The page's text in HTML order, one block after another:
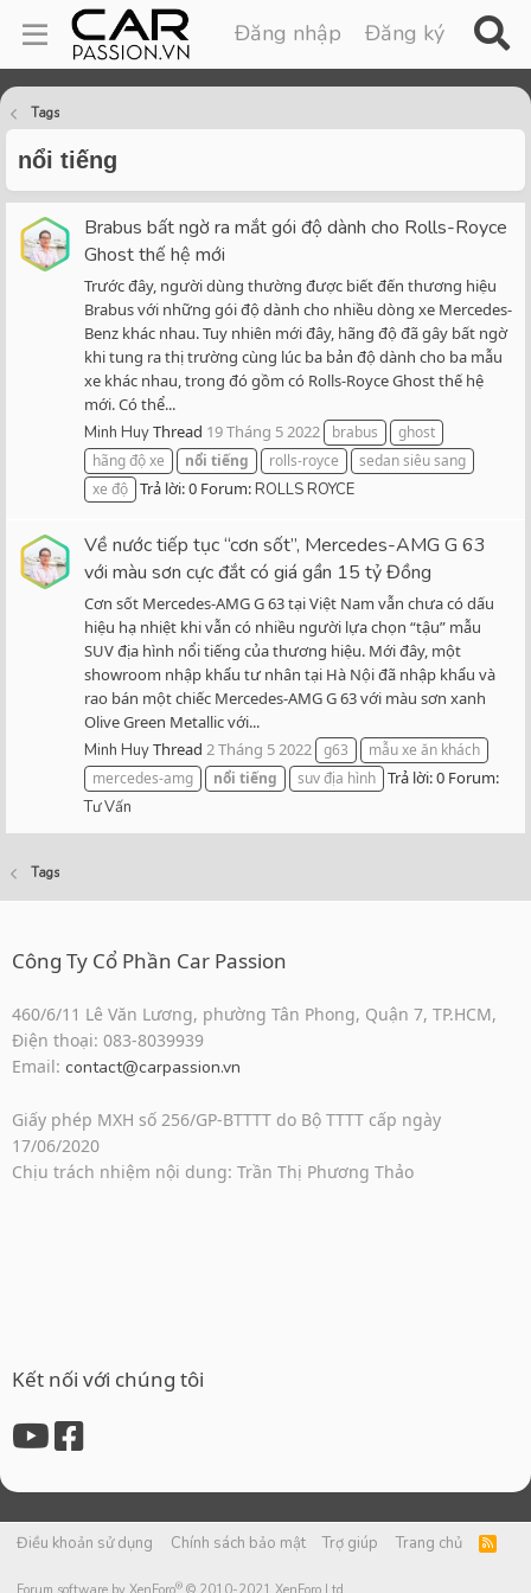
Đăng nhập Đăng ký
Tags
nổi tiếng
Brabus bất ngờ ra mắt gói độ dành cho Rolls-Royce
Ghost thế hệ mới
Trước đây, người dùng thường được biết đến thương hiệu
Brabus với những gói độ dành cho nhiều dòng xe Mercedes-
Benz khác nhau. Tuy nhiên mới đây, hãng độ đã gây bất ngờ
khi tung ra thị trường cùng lúc ba bản độ dành cho ba mẫu
xe khác nhau, trong đó gồm có Rolls-Royce Ghost thế hệ
mới. Có thể...
Minh HuyThread 19 Tháng 5 2022 brabus
ghost
hãng độ xe
nổi tiếng rolls-royce
sedan siêu sang
xe độ Trả lời: 0 Forum:ROLLS ROYCE
Về nước tiếp tục “cơn sốt”, Mercedes-AMG G 63
với màu sơn cực đắt có giá gần 15 tỷ Đồng
Cơn sốt Mercedes-AMG G 63 tại Việt Nam vẫn chưa có dấu
hiệu hạ nhiệt khi vẫn có nhiều người lựa chọn “tậu” mẫu
SUV địa hình nổi tiếng của thương hiệu. Mới đây, một
showroom nhập khẩu tư nhân tại Hà Nội đã nhập khẩu và
rao bán một chiếc Mercedes-AMG G 63 với màu sơn xanh
Olive Green Metallic với...
Minh HuyThread 2 Tháng 5 2022 g63
mẫu xe ăn khách
mercedes-amg
nổi tiếng suv địa hình Trả lời: 0 Forum:
Tư Vấn
Tags
Công Ty Cổ Phần Car Passion
460/6/11 Lê Văn Lương, phường Tân Phong, Quận 7, TP.HCM,
Điện thoại: 083-8039939
Email: contact@carpassion.vn
Giấy phép MXH số 256/GP-BTTTT do Bộ TTTT cấp ngày
17/06/2020
Chịu trách nhiệm nội dung: Trần Thị Phương Thảo
Kết nối với chúng tôi
Điều khoản sử dụng Chính sách bảo mật Trợ giúp Trang chủ
R
S
®